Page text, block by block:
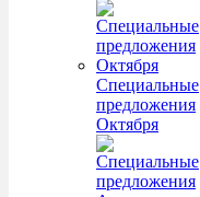
Специальные
предложения
Октября